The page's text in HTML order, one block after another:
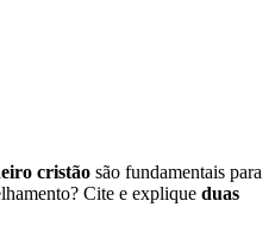
cristão são fundamentais para
Cite e explique duas